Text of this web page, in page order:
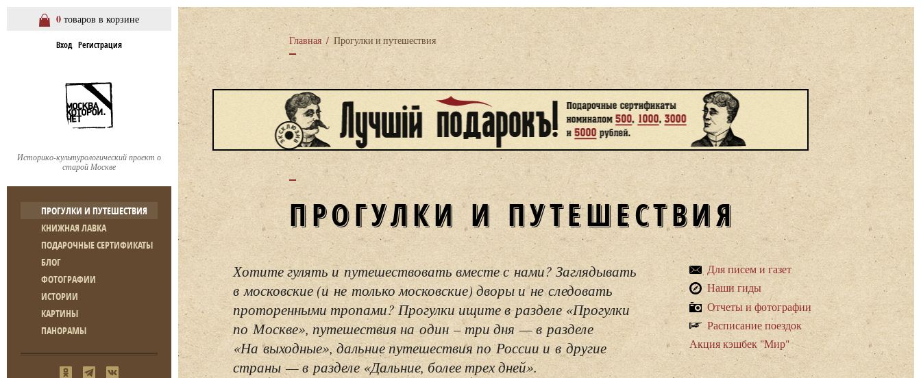
0 товаров в корзине
Вход Регистрация
Историко-культурологический проект о
старой Москве
ПРОГУЛКИ И ПУТЕШЕСТВИЯ
КНИЖНАЯ ЛАВКА
ПОДАРОЧНЫЕ СЕРТИФИКАТЫ
БЛОГ
ФОТОГРАФИИ
ИСТОРИИ
КАРТИНЫ
ПАНОРАМЫ
Главная / Прогулки и путешествия
ПРОГУЛКИ И ПУТЕШЕСТВИЯ
Для писем и газет
Наши гиды
Отчеты и фотографии
Расписание поездок
Акция кэшбек "Мир"
Хотите гулять и путешествовать вместе с нами? Заглядывать
в московские (и не только московские) дворы и не следовать
проторенными тропами? Прогулки ищите в разделе «Прогулки
по Москве», путешествия на один – три дня — в разделе
«На выходные», дальние путешествия по России и в другие
страны — в разделе «Дальние, более трех дней».